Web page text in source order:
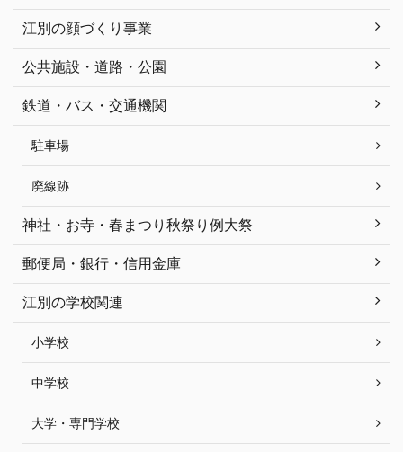
江別の顔づくり事業
公共施設・道路・公園
鉄道・バス・交通機関
駐車場
廃線跡
神社・お寺・春まつり秋祭り例大祭
郵便局・銀行・信用金庫
江別の学校関連
小学校
中学校
大学・専門学校